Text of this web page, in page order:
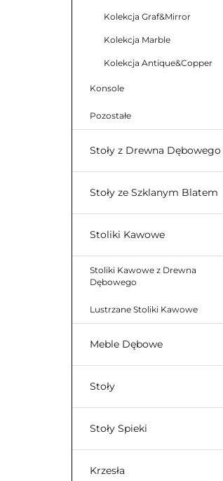
Kolekcja Graf&Mirror
Kolekcja Marble
Kolekcja Antique&Copper
Konsole
Pozostałe
Stoły z Drewna Dębowego
Stoły ze Szklanym Blatem
Stoliki Kawowe
Stoliki Kawowe z Drewna
Dębowego
Lustrzane Stoliki Kawowe
Meble Dębowe
Stoły
Stoły Spieki
Krzesła